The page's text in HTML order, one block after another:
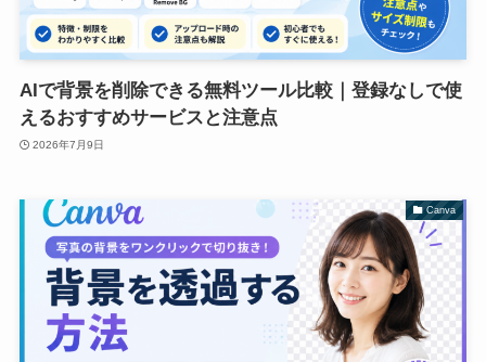
AIで背景を削除できる無料ツール比較｜登録なしで使
えるおすすめサービスと注意点
2026年7月9日
Canva